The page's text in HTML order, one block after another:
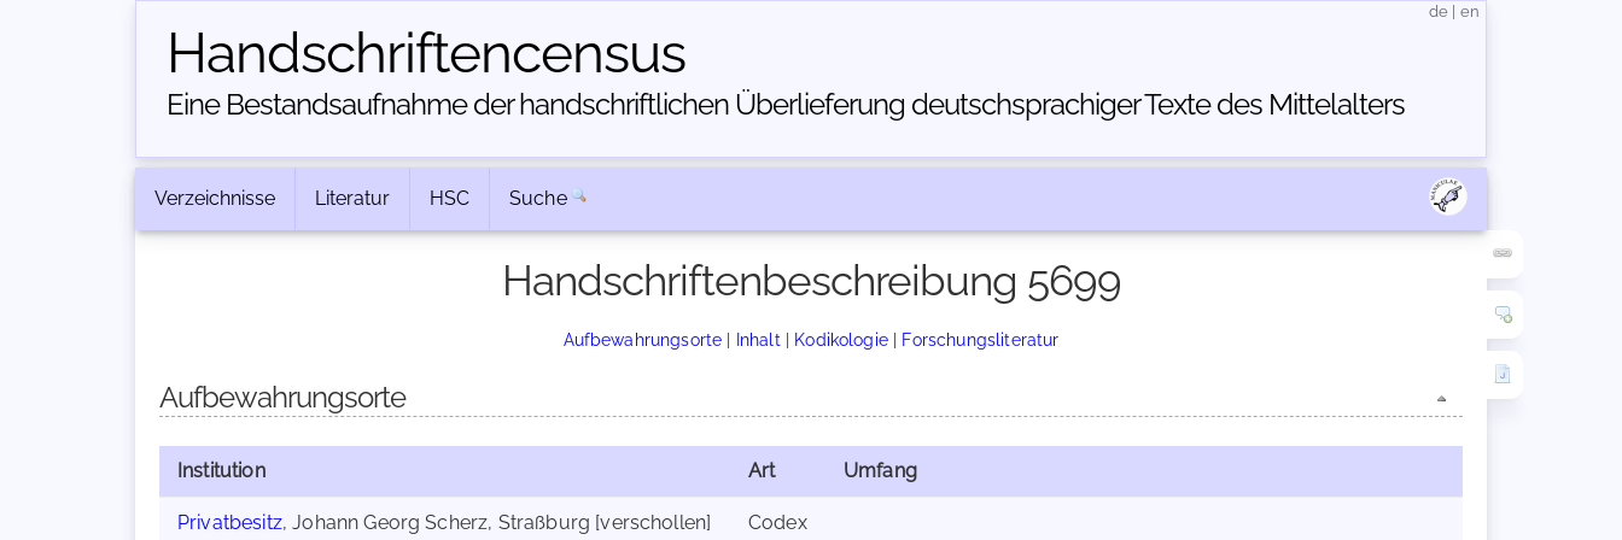
Handschriften­census
Eine Bestandsaufnahme der handschriftlichen Über­lieferung deutschsprachiger Texte des Mittelalters
de en
Verzeichnisse Literatur HSC Suche
Handschriftenbeschreibung 5699
Aufbewahrungsorte | Inhalt | Kodikologie| Forschungsliteratur
Aufbewahrungsorte
Institution Art Umfang
Privatbesitz, Johann Georg Scherz, Straßburg [verschollen] Codex